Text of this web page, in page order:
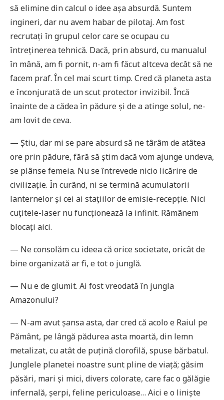
să elimine din calcul o idee așa absurdă. Suntem
ingineri, dar nu avem habar de pilotaj. Am fost
recrutați în grupul celor care se ocupau cu
întreținerea tehnică. Dacă, prin absurd, cu manualul
în mână, am fi pornit, n-am fi făcut altceva decât să ne
facem praf. În cel mai scurt timp. Cred că planeta asta
e înconjurată de un scut protector invizibil. Încă
înainte de a cădea în pădure și de a atinge solul, ne-
am lovit de ceva.
— Știu, dar mi se pare absurd să ne târâm de atâtea
ore prin pădure, fără să știm dacă vom ajunge undeva,
se plânse femeia. Nu se întrevede nicio licărire de
civilizație. În curând, ni se termină acumulatorii
lanternelor și cei ai stațiilor de emisie-recepție. Nici
cuțitele-laser nu funcționează la infinit. Rămânem
blocați aici.
— Ne consolăm cu ideea că orice societate, oricât de
bine organizată ar fi, e tot o junglă.
— Nu e de glumit. Ai fost vreodată în jungla
Amazonului?
— N-am avut șansa asta, dar cred că acolo e Raiul pe
Pământ, pe lângă pădurea asta moartă, din lemn
metalizat, cu atât de puțină clorofilă, spuse bărbatul.
Junglele planetei noastre sunt pline de viață; găsim
păsări, mari și mici, divers colorate, care fac o gălăgie
infernală, șerpi, feline periculoase… Aici e o liniște